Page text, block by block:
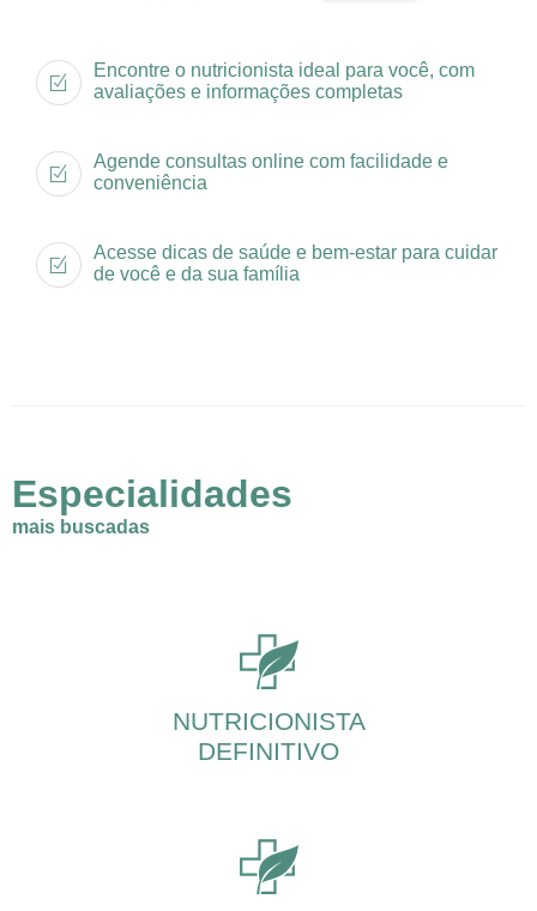
Encontre o nutricionista ideal para você, com
avaliações e informações completas
Agende consultas online com facilidade e
conveniência
Acesse dicas de saúde e bem-estar para cuidar
de você e da sua família
Especialidades
mais buscadas
NUTRICIONISTA
DEFINITIVO